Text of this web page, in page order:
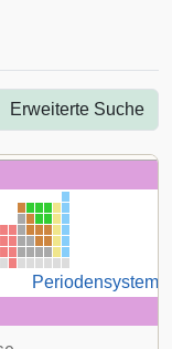
Erweiterte Suche
Periodensystem